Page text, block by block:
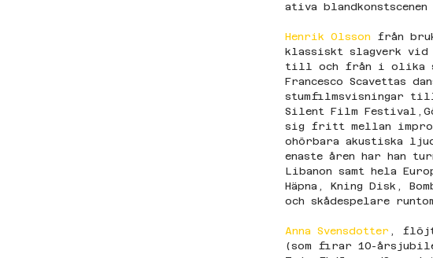
ativa
Henrik Olsson från
klassiskt slagverk vid
till och från i olika
Francesco Scavettas
stumfilmsvisningar
Silent Film
sig fritt mellan
ohörbara akustiska
enaste åren har han
Libanon samt hela
Häpna, Kning Disk,
och skådespelare
Anna Svensdotter ,
(som firar 10-